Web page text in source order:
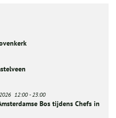
12:00-23:00
Bos tijdens Chefs in